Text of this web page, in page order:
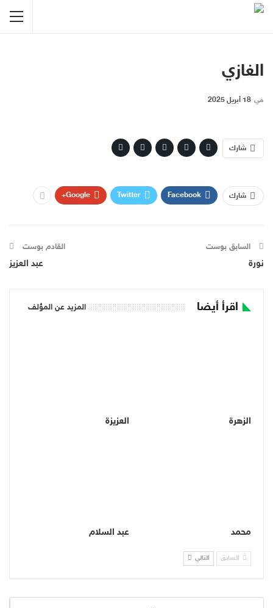
الغازي
في 18 أبريل 2025
شارك
شارك Facebook
Twitter
Google+
السابق بوست
نورة
القادم بوست
عبد العزيز
اقرأ أيضا المزيد عن المؤلف
الزهرة العزيزة
محمد عبد السلام
السابق التالي